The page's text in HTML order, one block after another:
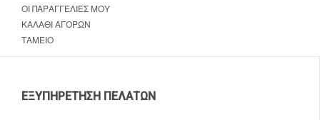
ΟΙ ΠΑΡΑΓΓΕΛΊΕΣ ΜΟΥ
ΚΑΛΆΘΙ ΑΓΟΡΏΝ
ΤΑΜΕΊΟ
ΕΞΥΠΗΡΈΤΗΣΗ ΠΕΛΑΤΏΝ